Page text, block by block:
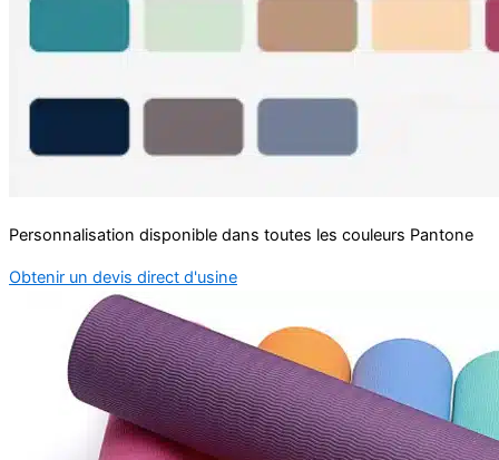
Personnalisation disponible dans toutes les couleurs Pantone
Obtenir un devis direct d'usine